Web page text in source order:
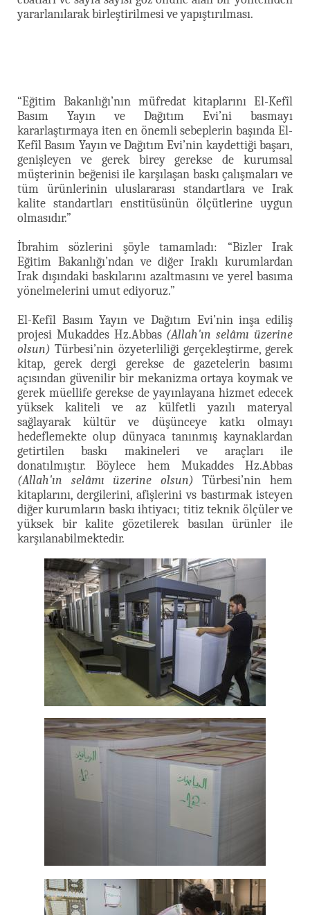
yararlanılarak birleştirilmesi ve yapıştırılması.
“Eğitim Bakanlığı’nın müfredat kitaplarını El-Kefîl
Basım Yayın ve Dağıtım Evi’ni basmayı
kararlaştırmaya iten en önemli sebeplerin başında El-
Kefîl Basım Yayın ve Dağıtım Evi’nin kaydettiği başarı,
genişleyen ve gerek birey gerekse de kurumsal
müşterinin beğenisi ile karşılaşan baskı çalışmaları ve
tüm ürünlerinin uluslararası standartlara ve Irak
kalite standartları enstitüsünün ölçütlerine uygun
olmasıdır.”
İbrahim sözlerini şöyle tamamladı: “Bizler Irak
Eğitim Bakanlığı’ndan ve diğer Iraklı kurumlardan
Irak dışındaki baskılarını azaltmasını ve yerel basıma
yönelmelerini umut ediyoruz.”
El-Kefîl Basım Yayın ve Dağıtım Evi’nin inşa ediliş
projesi Mukaddes Hz.Abbas (Allah'ın selâmı üzerine
olsun) Türbesi’nin özyeterliliği gerçekleştirme, gerek
kitap, gerek dergi gerekse de gazetelerin basımı
açısından güvenilir bir mekanizma ortaya koymak ve
gerek müellife gerekse de yayınlayana hizmet edecek
yüksek kaliteli ve az külfetli yazılı materyal
sağlayarak kültür ve düşünceye katkı olmayı
hedeflemekte olup dünyaca tanınmış kaynaklardan
getirtilen baskı makineleri ve araçları ile
donatılmıştır. Böylece hem Mukaddes Hz.Abbas
(Allah'ın selâmı üzerine olsun) Türbesi’nin hem
kitaplarını, dergilerini, afişlerini vs bastırmak isteyen
diğer kurumların baskı ihtiyacı; titiz teknik ölçüler ve
yüksek bir kalite gözetilerek basılan ürünler ile
karşılanabilmektedir.